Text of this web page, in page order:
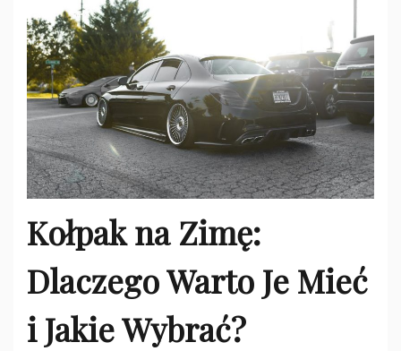
Kołpak na Zimę:
Dlaczego Warto Je Mieć
i Jakie Wybrać?